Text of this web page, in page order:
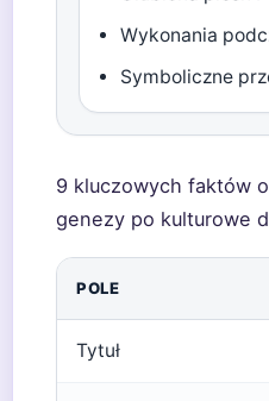
Wykonania
Symboliczne
9 kluczowych faktów
genezy po kulturowe
POLE
Tytuł